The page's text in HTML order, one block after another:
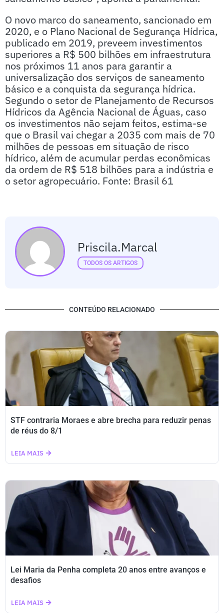
O novo marco do saneamento, sancionado em
2020, e o Plano Nacional de Segurança Hídrica,
publicado em 2019, preveem investimentos
superiores a R$ 500 bilhões em infraestrutura
nos próximos 11 anos para garantir a
universalização dos serviços de saneamento
básico e a conquista da segurança hídrica.
Segundo o setor de Planejamento de Recursos
Hídricos da Agência Nacional de Águas, caso
os investimentos não sejam feitos, estima-se
que o Brasil vai chegar a 2035 com mais de 70
milhões de pessoas em situação de risco
hídrico, além de acumular perdas econômicas
da ordem de R$ 518 bilhões para a indústria e
o setor agropecuário. Fonte: Brasil 61
Priscila.marcal
TODOS OS ARTIGOS
CONTEÚDO RELACIONADO
STF contraria Moraes e abre brecha para reduzir penas
de réus do 8/1
LEIA MAIS
Lei Maria da Penha completa 20 anos entre avanços e
desafios
LEIA MAIS